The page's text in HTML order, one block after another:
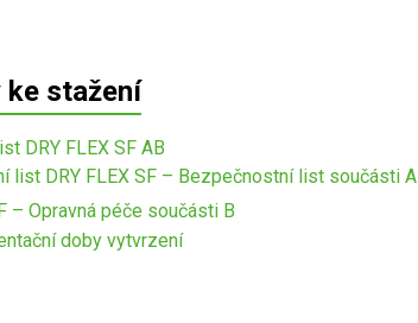
ke stažení
DRY FLEX SF AB
list DRY FLEX SF – Bezpečnostní list součásti A
– Opravná péče součásti B
doby vytvrzení